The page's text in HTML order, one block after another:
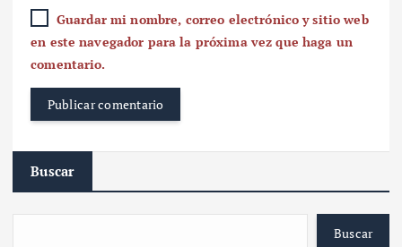
Guardar mi nombre, correo electrónico y sitio web
en este navegador para la próxima vez que haga un
comentario.
Buscar
Buscar